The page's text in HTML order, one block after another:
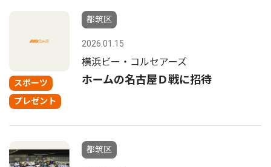
スポーツ
プレゼント
都筑区
2026.01.15
横浜ビー・コルセアーズ
ホームの名古屋Ｄ戦に招待
都筑区